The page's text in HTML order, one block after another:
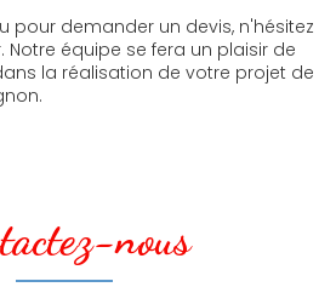
pour demander un devis, n'hésitez
équipe se fera un plaisir de
la réalisation de votre projet de
nous